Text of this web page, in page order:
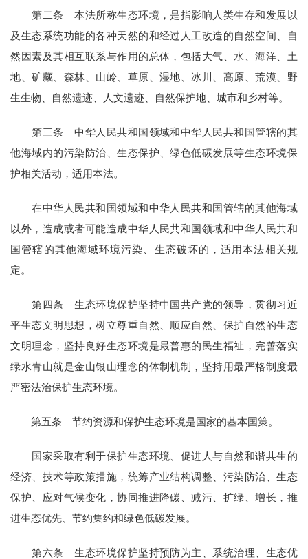
第二条 本法所称生态环境，是指影响人类生存和发展以
及生态系统功能的各种天然的和经过人工改造的自然空间、自
然因素及其相互联系与作用的总体，包括大气、水、海洋、土
地、矿藏、森林、山岭、草原、湿地、冰川、高原、荒漠、野
生生物、自然遗迹、人文遗迹、自然保护地、城市和乡村等。
第三条 中华人民共和国领域和中华人民共和国管辖的其
他海域内的污染防治、生态保护、绿色低碳发展等生态环境保
护相关活动，适用本法。
在中华人民共和国领域和中华人民共和国管辖的其他海域
以外，造成或者可能造成中华人民共和国领域和中华人民共和
国管辖的其他海域环境污染、生态破坏的，适用本法相关规
定。
第四条 生态环境保护坚持中国共产党的领导，贯彻习近
平生态文明思想，树立尊重自然、顺应自然、保护自然的生态
文明理念，坚持良好生态环境是最普惠的民生福祉，完善落实
绿水青山就是金山银山理念的体制机制，坚持用最严格制度最
严密法治保护生态环境。
第五条 节约资源和保护生态环境是国家的基本国策。
国家采取有利于保护生态环境、促进人与自然和谐共生的
经济、技术等政策措施，统筹产业结构调整、污染防治、生态
保护、应对气候变化，协同推进降碳、减污、扩绿、增长，推
进生态优先、节约集约和绿色低碳发展。
第六条 生态环境保护坚持预防为主、系统治理、生态优